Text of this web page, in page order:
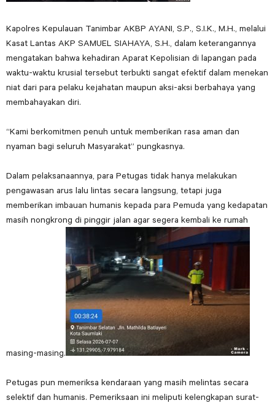
Kapolres Kepulauan Tanimbar AKBP AYANI, S.P., S.I.K., M.H., melalui
Kasat Lantas AKP SAMUEL SIAHAYA, S.H., dalam keterangannya
mengatakan bahwa kehadiran Aparat Kepolisian di lapangan pada
waktu-waktu krusial tersebut terbukti sangat efektif dalam menekan
niat dari para pelaku kejahatan maupun aksi-aksi berbahaya yang
membahayakan diri.
“Kami berkomitmen penuh untuk memberikan rasa aman dan
nyaman bagi seluruh Masyarakat” pungkasnya.
Dalam pelaksanaannya, para Petugas tidak hanya melakukan
pengawasan arus lalu lintas secara langsung, tetapi juga
memberikan imbauan humanis kepada para Pemuda yang kedapatan
masih nongkrong di pinggir jalan agar segera kembali ke rumah
masing-masing.
Petugas pun memeriksa kendaraan yang masih melintas secara
selektif dan humanis. Pemeriksaan ini meliputi kelengkapan surat-